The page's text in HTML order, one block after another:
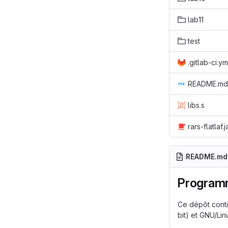
lab11
test
.gitlab-
README.md
libs.s
rars-
README.md
Ce dépôt
bit) et GNU/